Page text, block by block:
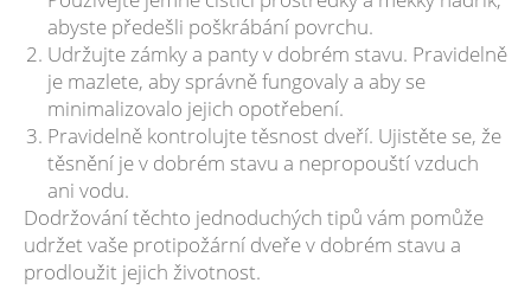
abyste předešli poškrábání povrchu.
Udržujte zámky a panty v dobrém stavu. Pravidelně
je mazlete, aby správně fungovaly a aby se
minimalizovalo jejich opotřebení.
Pravidelně kontrolujte těsnost dveří. Ujistěte se, že
těsnění je v dobrém stavu a nepropouští vzduch
ani vodu.
Dodržování těchto jednoduchých tipů vám pomůže
udržet vaše protipožární dveře v dobrém stavu a
prodloužit jejich životnost.